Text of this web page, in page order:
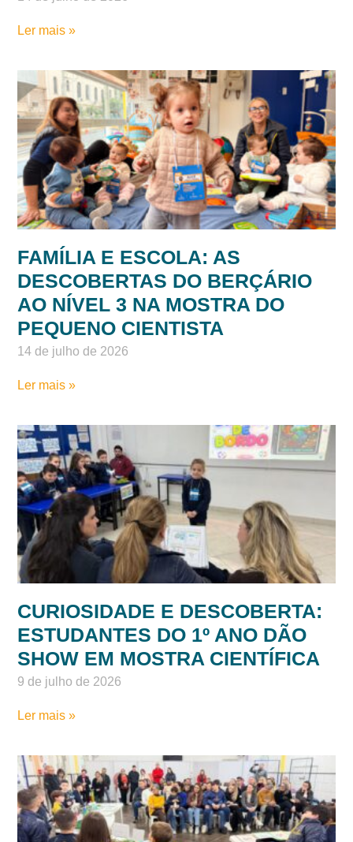
CONECTANDO CONHECIMENTO
MÉDIO E TÉCNICOS NA MOSTRA
DE CIÊNCIA, INOVAÇÃO E
MAKER
14 de julho de 2026
Ler mais »
DESCOBERTAS DO BERÇÁRIO
AO NÍVEL 3 NA MOSTRA DO
PEQUENO CIENTISTA
14 de julho de 2026
Ler mais »
CURIOSIDADE E DESCOBERTA:
ESTUDANTES DO 1º ANO DÃO
SHOW EM MOSTRA CIENTÍFICA
9 de julho de 2026